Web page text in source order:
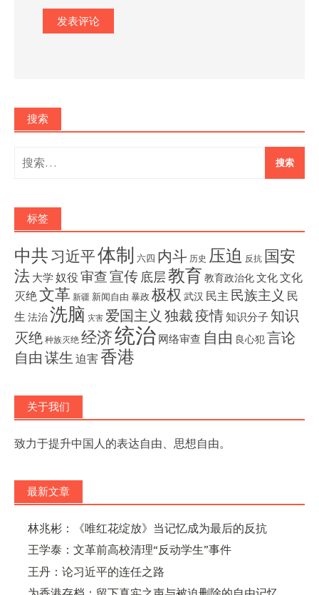
搜索
搜
索：
标签
中共习近平体制 六四 内斗 历史 压迫 反抗 国安
法 大学 奴役 审查宣传底层教育 教育政治化文化文化
灭绝文革 新疆 新闻自由 暴政 极权 武汉 民主 民族主义 民
生 法治洗脑 灾害 爱国主义 独裁疫情知识分子 知识
灭绝 种族灭绝 经济统治 网络审查 自由 良心犯言论
自由 谋生 迫害香港
关于我们
致力于提升中国人的表达自由、思想自由。
最新文章
林兆彬：《唯红花绽放》当记忆成为最后的反抗
王学泰：文革前高校清理“反动学生”事件
王丹：论习近平的连任之路